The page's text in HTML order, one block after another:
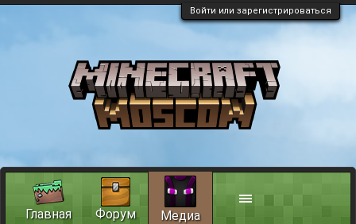
Войти или зарегистрироваться
Главная Форум Медиа